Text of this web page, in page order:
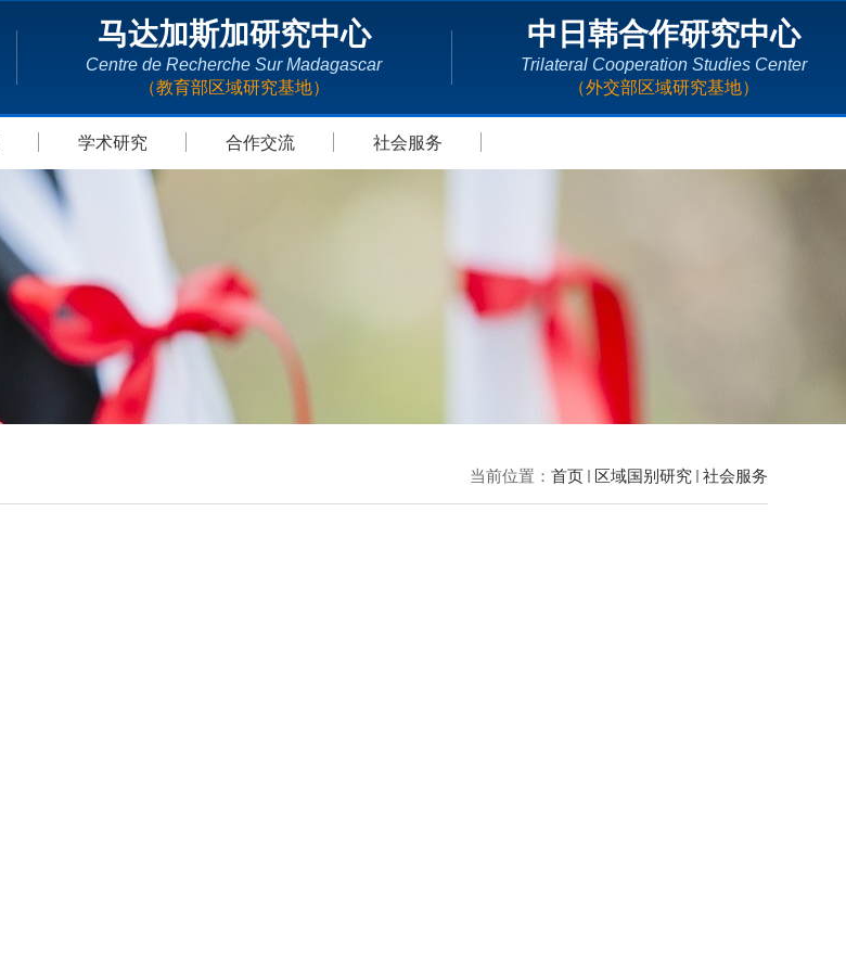
马达加斯加研究中心
Centre de Recherche Sur Madagascar
（教育部区域研究基地）
中日韩合作研究中心
Trilateral Cooperation Studies Center
（外交部区域研究基地）
学术研究 合作交流 社会服务
当前位置： 首页 区域国别研究 社会服务